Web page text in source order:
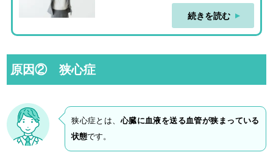
続きを読む
原因② 狭心症
狭心症とは、心臓に血液を送る血管が狭まっている
状態です。